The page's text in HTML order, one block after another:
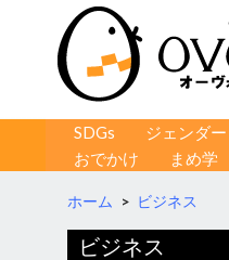
コンテンツへ移動
SDGs ジェンダー
おでかけ
まめ学
ホーム > ビジネス
ビジネス